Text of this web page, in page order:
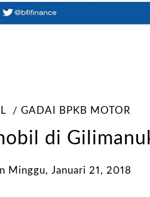
GADAI BPKB MOTOR
di
Minggu, Januari 21, 2018